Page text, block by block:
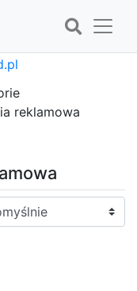
reklamowa